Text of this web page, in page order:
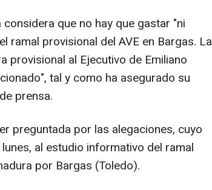
que no hay que gastar "ni
ramal provisional del AVE en Bargas. La
provisional al Ejecutivo de Emiliano
tal y como ha asegurado su
prensa.
preguntada por las alegaciones, cuyo
al estudio informativo del ramal
por Bargas (Toledo).